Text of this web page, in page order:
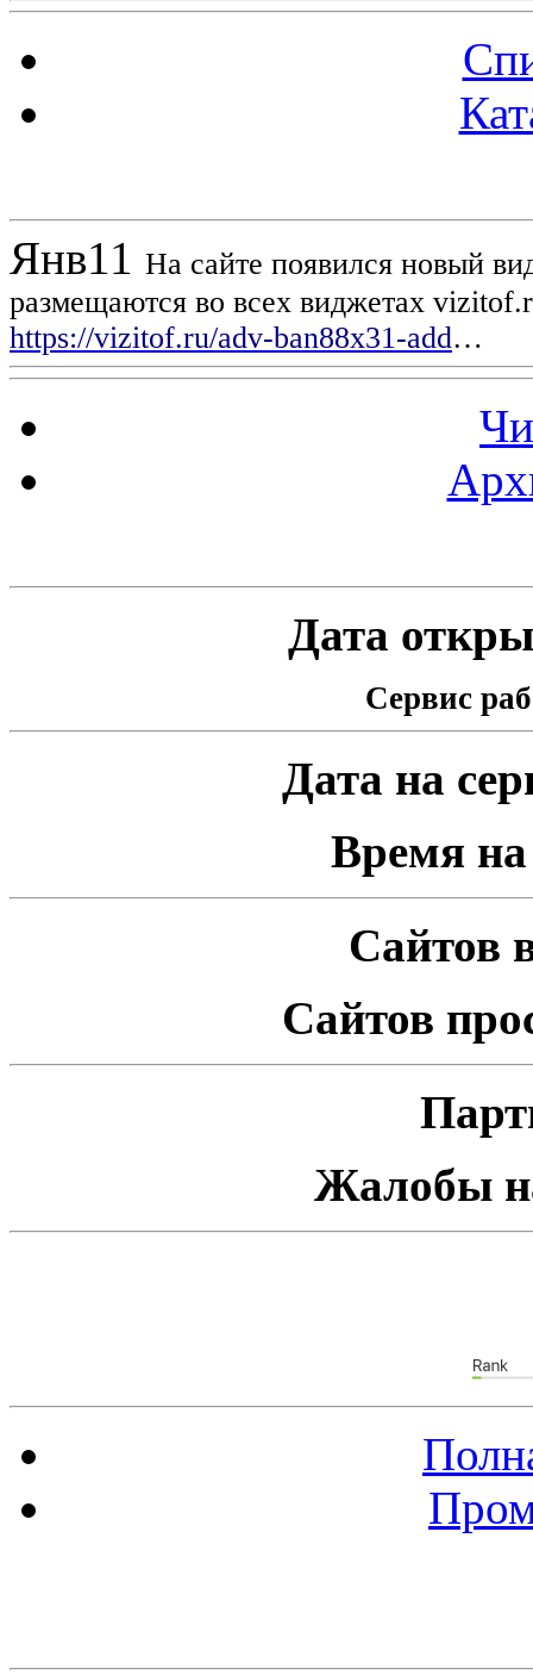
Янв11 На сайте появился новый
размещаются во всех виджетах
https://vizitof.ru/adv-ban88x31-add…
Дата
Сервис
Дата на
Время на
Сайтов
Сайтов
Жалобы